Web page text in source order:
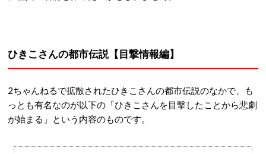
ひきこさんの都市伝説【目撃情報編】
2ちゃんねるで拡散されたひきこさんの都市伝説のなかで、も
っとも有名なのが以下の「ひきこさんを目撃したことから悲劇
が始まる」という内容のものです。